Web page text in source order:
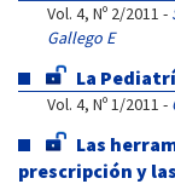
Vol. 4, Nº 2/2011 -
Gallego E
La
Vol. 4, Nº 1/2011 -
Las
prescripción y